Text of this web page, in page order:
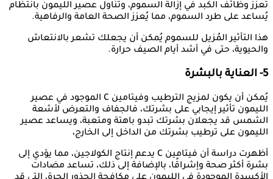
تُعزز وظائف الكبد في إزالة السموم، وتناول عصير الليمون بانتظام
يُساعد على طرد السموم، مما يُعزز الصحة العامة والرفاهية.
هذا التأثير المُزيل للسموم يُمكن أن يجعلك تشعر بالانتعاش
والحيوية، حتى في أشد أيام الصيف حرارة.
5- العناية بالبشرة
يُمكن أن يكون لمزيج الترطيب وفيتامين C الموجود في عصير
الليمون تأثير إيجابي على بشرتك، فالجفاف والتعرض لأشعة
الشمس قد يجعلان بشرتك تبدو باهتة ومتعبة، ويساعد عصير
الليمون على ترطيب بشرتك من الداخل إلى الخارج،
أظهرت دراسة أن فيتامين C يدعم إنتاج الكولاجين، مما يؤدي إلى
بشرة أكثر صحة وإشراقًا، بالإضافة إلى ذلك، تساعد مضادات